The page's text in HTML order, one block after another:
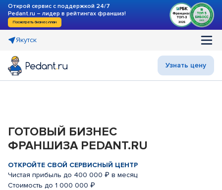
Открой сервис с поддержкой 24/7
Pedant.ru – лидер в рейтингах франшиз!
Посмотреть бизнес-план
Якутск
Узнать цену
ГОТОВЫЙ БИЗНЕС
ФРАНШИЗА PEDANT.RU
ОТКРОЙТЕ СВОЙ СЕРВИСНЫЙ ЦЕНТР
Чистая прибыль до 400 000 ₽ в месяц
Стоимость до 1 000 000 ₽